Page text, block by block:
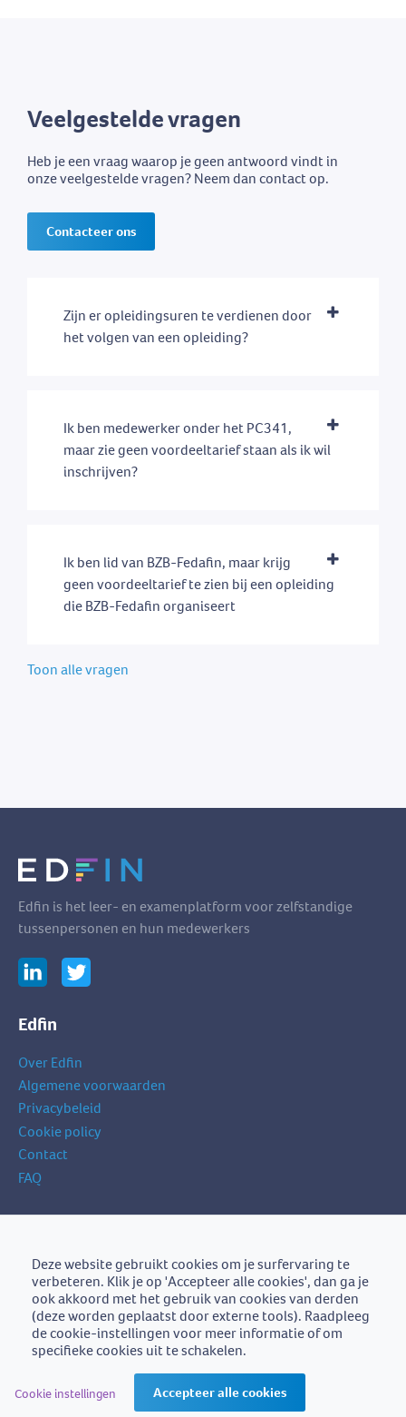
Veelgestelde vragen
Heb je een vraag waarop je geen antwoord vindt in
onze veelgestelde vragen? Neem dan contact op.
Contacteer ons
Zijn er opleidingsuren te verdienen door
het volgen van een opleiding?
Ik ben medewerker onder het PC341,
maar zie geen voordeeltarief staan als ik wil
inschrijven?
Ik ben lid van BZB-Fedafin, maar krijg
geen voordeeltarief te zien bij een opleiding
die BZB-Fedafin organiseert
Toon alle vragen
Edfin is het leer- en examenplatform voor zelfstandige
tussenpersonen en hun medewerkers
Edfin
Over Edfin
Algemene voorwaarden
Privacybeleid
Cookie policy
Contact
FAQ
Schrijf je in op onze nieuwsbrief
mailadres
Schrijf je in
BZB-Fedafin
Edfin vzw - Einestraat 21, 9700 Oudenaarde - BE0672.757.653 -
Deze website gebruikt cookies om je surfervaring te
verbeteren. Klik je op 'Accepteer alle cookies', dan ga je
ook akkoord met het gebruik van cookies van derden
(deze worden geplaatst door externe tools). Raadpleeg
de cookie-instellingen voor meer informatie of om
specifieke cookies uit te schakelen.
Cookie instellingen Accepteer alle cookies